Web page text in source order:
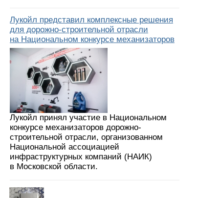
Лукойл представил комплексные решения
для дорожно-строительной отрасли
на Национальном конкурсе механизаторов
Лукойл принял участие в Национальном
конкурсе механизаторов дорожно-
строительной отрасли, организованном
Национальной ассоциацией
инфраструктурных компаний (НАИК)
в Московской области.